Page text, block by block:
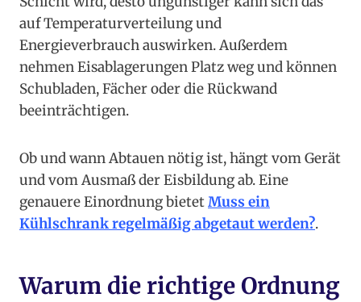
auf Temperaturverteilung und
Energieverbrauch auswirken. Außerdem
nehmen Eisablagerungen Platz weg und können
Schubladen, Fächer oder die Rückwand
beeinträchtigen.
Ob und wann Abtauen nötig ist, hängt vom Gerät
und vom Ausmaß der Eisbildung ab. Eine
genauere Einordnung bietetMuss ein
Kühlschrank regelmäßig abgetaut werden?.
Warum die richtige Ordnung